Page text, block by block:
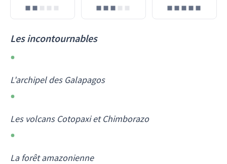
Les incontournables
L'archipel des Galapagos
Les volcans Cotopaxi et Chimborazo
La forêt amazonienne